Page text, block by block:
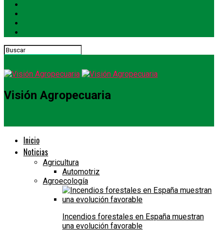
Visión Agropecuaria
Inicio
Noticias
Agricultura
Automotriz
Agroecología
Incendios forestales en España muestran
una evolución favorable